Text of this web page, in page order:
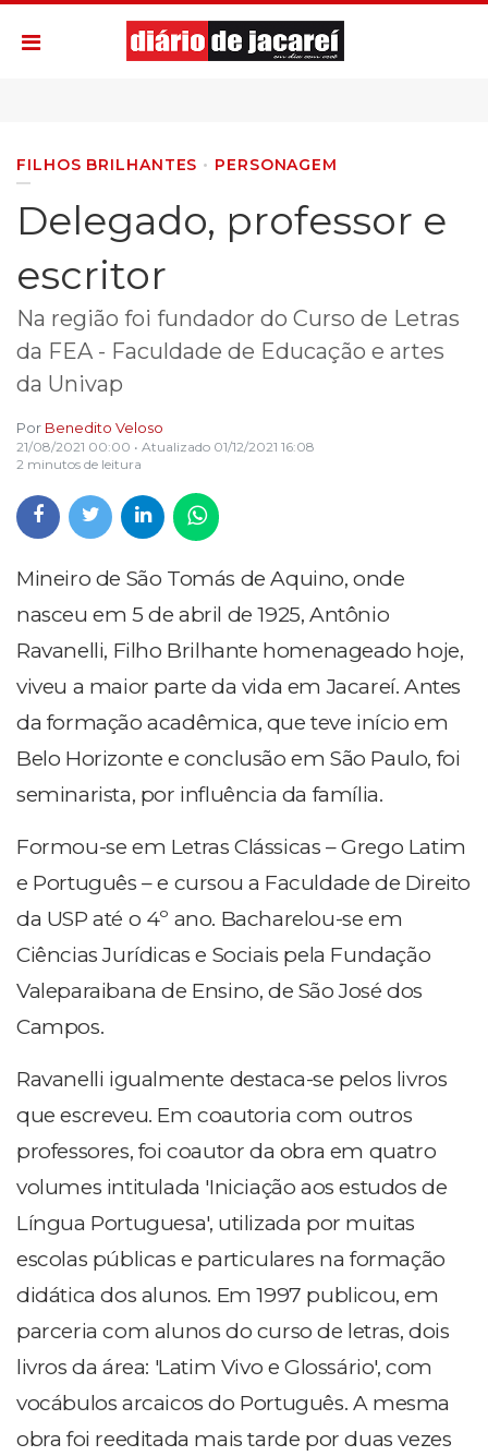
FILHOS BRILHANTES PERSONAGEM
Delegado, professor e
escritor
Na região foi fundador do Curso de Letras
da FEA - Faculdade de Educação e artes
da Univap
Por Benedito Veloso
21/08/2021 00:00 • Atualizado 01/12/2021 16:08
2 minutos de leitura
Mineiro de São Tomás de Aquino, onde
nasceu em 5 de abril de 1925, Antônio
Ravanelli, Filho Brilhante homenageado hoje,
viveu a maior parte da vida em Jacareí. Antes
da formação acadêmica, que teve início em
Belo Horizonte e conclusão em São Paulo, foi
seminarista, por influência da família.
Formou-se em Letras Clássicas – Grego Latim
e Português – e cursou a Faculdade de Direito
da USP até o 4º ano. Bacharelou-se em
Ciências Jurídicas e Sociais pela Fundação
Valeparaibana de Ensino, de São José dos
Campos.
Ravanelli igualmente destaca-se pelos livros
que escreveu. Em coautoria com outros
professores, foi coautor da obra em quatro
volumes intitulada 'Iniciação aos estudos de
Língua Portuguesa', utilizada por muitas
escolas públicas e particulares na formação
didática dos alunos. Em 1997 publicou, em
parceria com alunos do curso de letras, dois
livros da área: 'Latim Vivo e Glossário', com
vocábulos arcaicos do Português. A mesma
obra foi reeditada mais tarde por duas vezes